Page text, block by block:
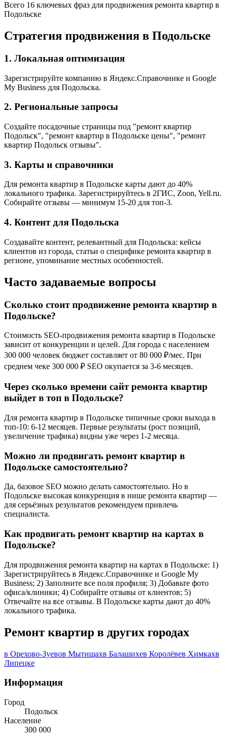
Всего 16 ключевых фраз для продвижения ремонта квартир в
Подольске
Стратегия продвижения в Подольске
1. Локальная оптимизация
Зарегистрируйте компанию в Яндекс.Справочнике и Google
My Business для Подольска.
2. Региональные запросы
Создайте посадочные страницы под "ремонт квартир
Подольск", "ремонт квартир в Подольске цены", "ремонт
квартир Подольск отзывы".
3. Карты и справочники
Для ремонта квартир в Подольске карты дают до 40%
локального трафика. Зарегистрируйтесь в 2ГИС, Zoon, Yell.ru.
Собирайте отзывы — минимум 15-20 для топ-3.
4. Контент для Подольска
Создавайте контент, релевантный для Подольска: кейсы
клиентов из города, статьи о специфике ремонта квартир в
регионе, упоминание местных особенностей.
Часто задаваемые вопросы
Сколько стоит продвижение ремонта квартир в
Подольске?
Стоимость SEO-продвижения ремонта квартир в Подольске
зависит от конкуренции и целей. Для города с населением
300 000 человек бюджет составляет от 80 000 ₽/мес. При
среднем чеке 300 000 ₽ SEO окупается за 3-6 месяцев.
Через сколько времени сайт ремонта квартир
выйдет в топ в Подольске?
Для ремонта квартир в Подольске типичные сроки выхода в
топ-10: 6-12 месяцев. Первые результаты (рост позиций,
увеличение трафика) видны уже через 1-2 месяца.
Можно ли продвигать ремонт квартир в
Подольске самостоятельно?
Да, базовое SEO можно делать самостоятельно. Но в
Подольске высокая конкуренция в нише ремонта квартир —
для серьёзных результатов рекомендуем привлечь
специалиста.
Как продвигать ремонт квартир на картах в
Подольске?
Для продвижения ремонта квартир на картах в Подольске: 1)
Зарегистрируйтесь в Яндекс.Справочнике и Google My
Business; 2) Заполните все поля профиля; 3) Добавьте фото
офиса/клиники; 4) Собирайте отзывы от клиентов; 5)
Отвечайте на все отзывы. В Подольске карты дают до 40%
локального трафика.
Ремонт квартир в других городах
в Орехово-Зуевов Мытищахв Балашихев Королёвев Химкахв
Липецке
Информация
Город
Подольск
Население
300 000